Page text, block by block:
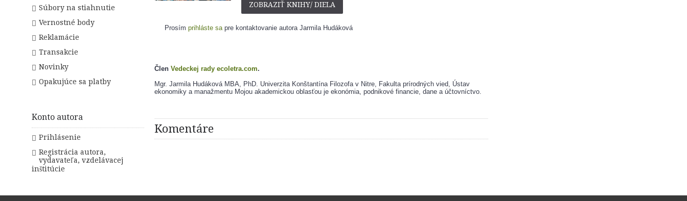
Súbory na stiahnutie
Vernostné body
Reklamácie
Transakcie
Novinky
Opakujúce sa platby
Konto autora
Prihlásenie
Registrácia autora,
vydavateľa, vzdelávacej
inštitúcie
ZOBRAZIŤ KNIHY/ DIELA
Prosím prihláste sapre kontaktovanie autora Jarmila Hudáková
Člen Vedeckej rady ecoletra.com.
Mgr. Jarmila Hudáková MBA, PhD. Univerzita Konštantína Filozofa v Nitre, Fakulta prírodných vied, Ústav
ekonomiky a manažmentu Mojou akademickou oblasťou je ekonómia, podnikové financie, dane a účtovníctvo.
Komentáre